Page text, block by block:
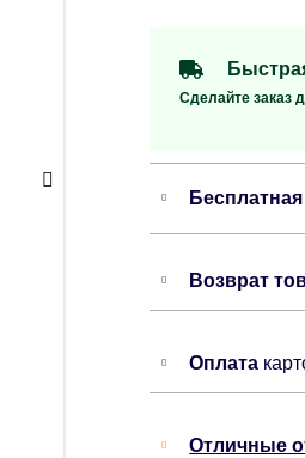
Сделайте заказ
Возврат
Оплата
Отличные